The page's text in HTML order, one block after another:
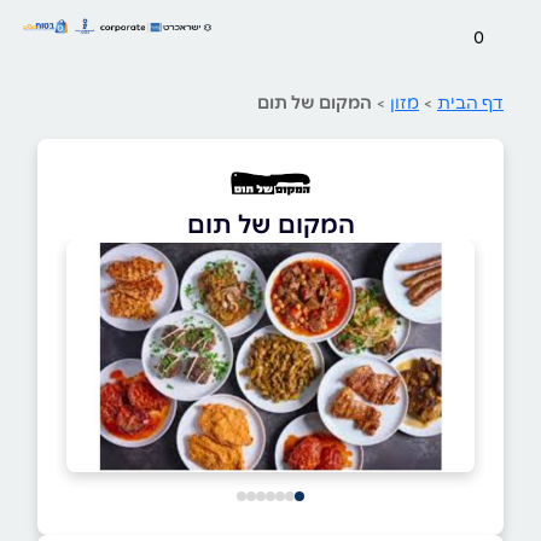
0
דף הבית > מזון > המקום של תום
המקום של תום